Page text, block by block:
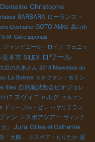
Domaine Christophe
BARBARA ローランス・
Duchaîne GOTO Akiko 高山南
Ｍ Sake japonais
ジャンピエール・ロビノ フェニッ
見本市 SILEX ロワール
近の久米さん 2018 Nouveaux au
La Boème ステファン・モラン
filles 自然派試飲会ビオジョレ
スヴィニャルグ マルマン
ドゥーブル・ゼロ ハヤリテラス
ァン エスポアツアー ヴィンテ
」 Jura Gilles et Catherine
「大鵬」 エスポア・もりたか 渥